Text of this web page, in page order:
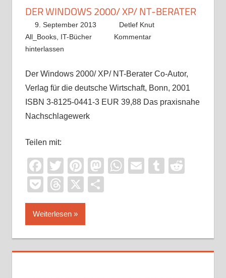
DER WINDOWS 2000/ XP/ NT-BERATER
9. September 2013
Detlef Knut
All_Books, IT-Bücher
Kommentar
hinterlassen
Der Windows 2000/ XP/ NT-Berater Co-Autor,
Verlag für die deutsche Wirtschaft, Bonn, 2001
ISBN 3-8125-0441-3 EUR 39,88 Das praxisnahe
Nachschlagewerk
Teilen mit:
Facebook
TwitterPinterest
Mastodon
WhatsApp
EmailTumblr
PocketThreads
X
Weiterlesen